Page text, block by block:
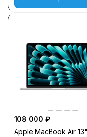
108 000 ₽
Apple MacBook Air 13"